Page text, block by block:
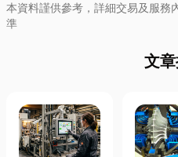
本資料謹供參考，詳細交易及服務
準
文